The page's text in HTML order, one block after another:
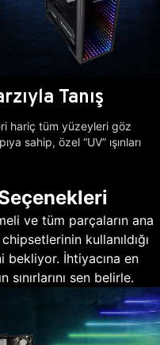
Tanış
hariç tüm yüzeyleri göz
sahip, özel “UV” ışınları
ve tüm parçaların ana
kullanıldığı
bekliyor. İhtiyacına en
sen belirle.